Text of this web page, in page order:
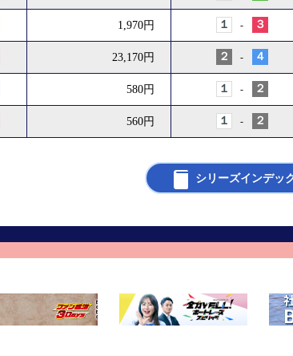
1,970円 １ - ３
23,170円 ２ - ４
580円 １ - ２
560円 １ - ２
シリーズインデッ